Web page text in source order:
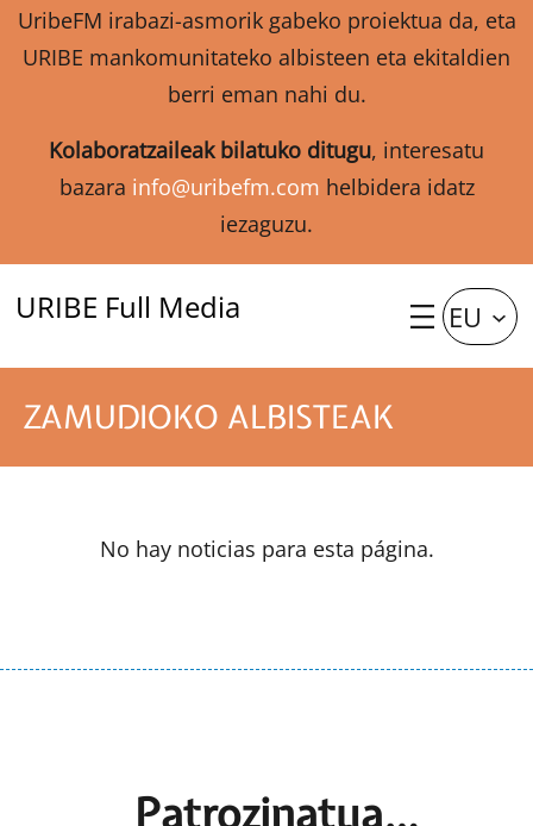
UribeFM irabazi-asmorik gabeko proiektua da, eta
URIBE mankomunitateko albisteen eta ekitaldien
berri eman nahi du.
Kolaboratzaileak bilatuko ditugu, interesatu
bazara info@uribefm.com helbidera idatz
iezaguzu.
URIBE Full Media EU
ZAMUDIOKO ALBISTEAK
No hay noticias para esta página.
Patrozinatua…